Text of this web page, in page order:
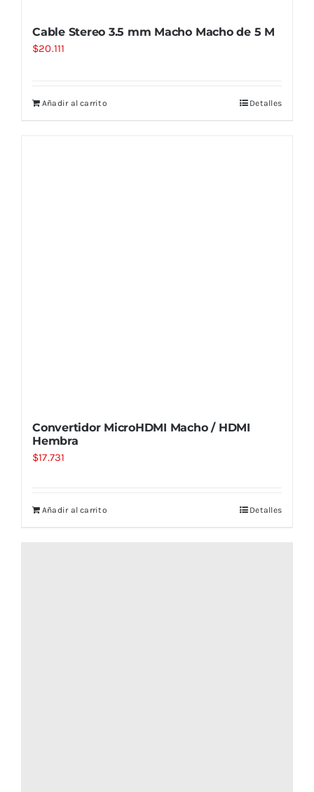
Cable Stereo 3.5 mm Macho Macho de 5 M
$20.111
Añadir al carrito Detalles
Convertidor MicroHDMI Macho / HDMI
Hembra
$17.731
Añadir al carrito Detalles